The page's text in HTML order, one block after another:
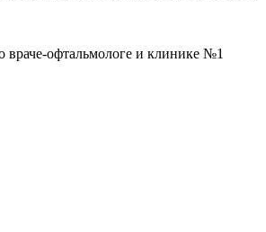
враче-офтальмологе и клинике №1